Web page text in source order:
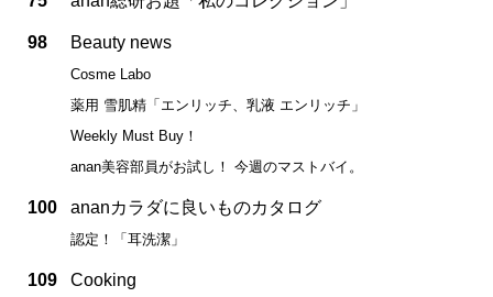
98 Beauty news
Cosme Labo
薬用 雪肌精「エンリッチ、乳液 エンリッチ」
Weekly Must Buy！
anan美容部員がお試し！ 今週のマストバイ。
100 ananカラダに良いものカタログ
認定！「耳洗潔」
109 Cooking